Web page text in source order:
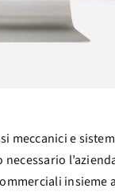
meccanici e
insieme